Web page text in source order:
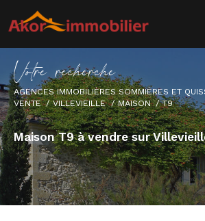
Votre recherche
AGENCES IMMOBILIÈRES SOMMIÈRES ET
VENTE
VILLEVIEILLE MAISON T9
Maison T9 à vendre sur